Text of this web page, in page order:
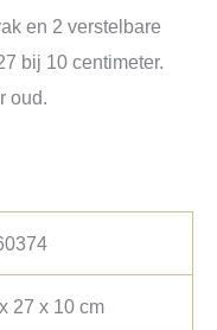
en 2 verstelbare
bij 10 centimeter.
oud.
27 x 10 cm